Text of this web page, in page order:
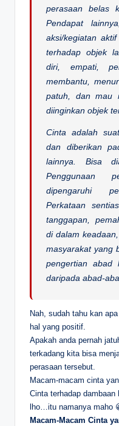
perasaan belas
Pendapat
aksi/kegiatan
terhadap objek
diri, empati,
membantu,
patuh, dan mau
diinginkan objek
Cinta adalah
dan diberikan
lainnya. Bisa
Penggunaan
dipengaruhi
Perkataan
tanggapan,
di dalam
masyarakat yang
pengertian abad
daripada abad-
Nah, sudah tahu kan
hal yang positif.
Apakah anda pernah
terkadang kita bisa
perasaan tersebut.
Macam-macam cinta
Cinta terhadap
lho…itu namanya maho
Macam-Macam Cinta